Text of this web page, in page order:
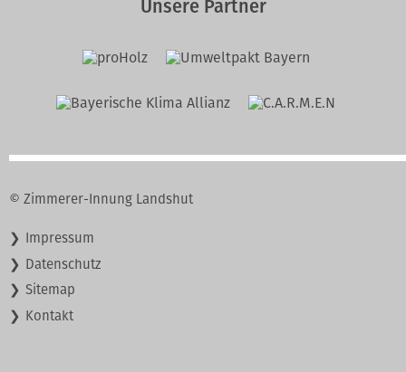
Unsere Partner
© Zimmerer-Innung Landshut
Navigation
überspringen
Impressum
Datenschutz
Sitemap
Kontakt